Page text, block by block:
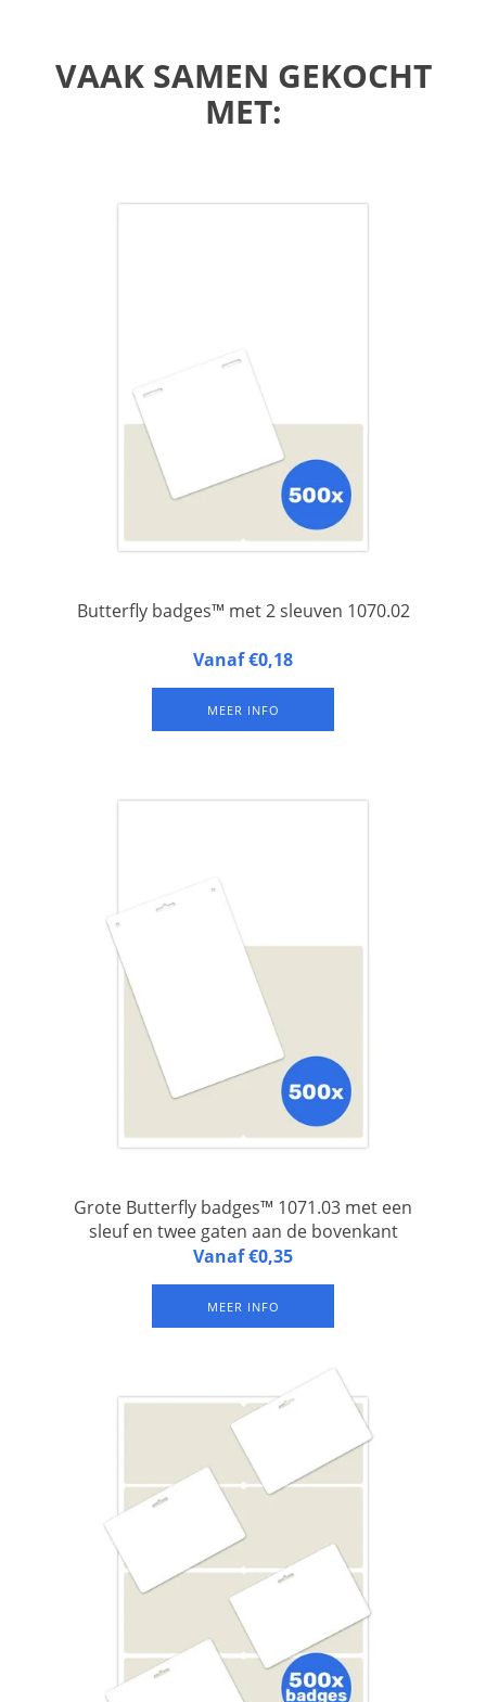
VAAK SAMEN GEKOCHT
MET:
Butterfly badges™ met 2 sleuven 1070.02
Butterfly badges™ 1070.02 zijn naambadges van gelamineerd
(minder draai-gevoelig). Set van 500 vel.
Vanaf €0,18
MEER INFO
Grote Butterfly badges™ 1071.03 met een
sleuf en twee gaten aan de bovenkant
Butterfly badges™ 1071.03 zijn naambadges van gelamineerd
Vanaf €0,35
MEER INFO